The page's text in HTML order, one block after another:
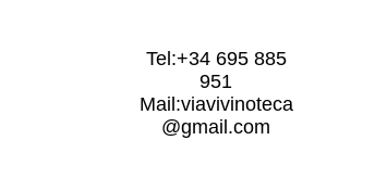
Tel:+34 695 885
951
Mail:viavivinoteca
@gmail.com